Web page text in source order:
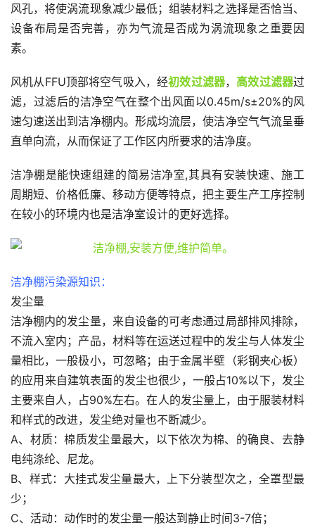
风孔，将使涡流现象减少最低；组装材料之选择是否恰当、
设备布局是否完善，亦为气流是否成为涡流现象之重要因
素。
风机从FFU顶部将空气吸入，经初效过滤器， 高效过滤器过
滤，过滤后的洁净空气在整个出风面以0.45m/s±20%的风
速匀速送出到洁净棚内。形成均流层，使洁净空气气流呈垂
直单向流，从而保证了工作区内所要求的洁净度。
洁净棚是能快速组建的简易洁净室,其具有安装快速、施工
周期短、价格低廉、移动方便等特点，把主要生产工序控制
在较小的环境内也是洁净室设计的更好选择。
洁净棚污染源知识：
发尘量
洁净棚内的发尘量，来自设备的可考虑通过局部排风排除，
不流入室内；产品，材料等在运送过程中的发尘与人体发尘
量相比，一般极小，可忽略；由于金属半壁（彩钢夹心板）
的应用来自建筑表面的发尘也很少，一般占10%以下，发尘
主要来自人，占90%左右。在人的发尘量上，由于服装材料
和样式的改进，发尘绝对量也不断减少。
A、材质：棉质发尘量最大，以下依次为棉、的确良、去静
电纯涤纶、尼龙。
B、样式：大挂式发尘量最大，上下分装型次之，全罩型最
少；
C、活动：动作时的发尘量一般达到静止时间3-7倍；